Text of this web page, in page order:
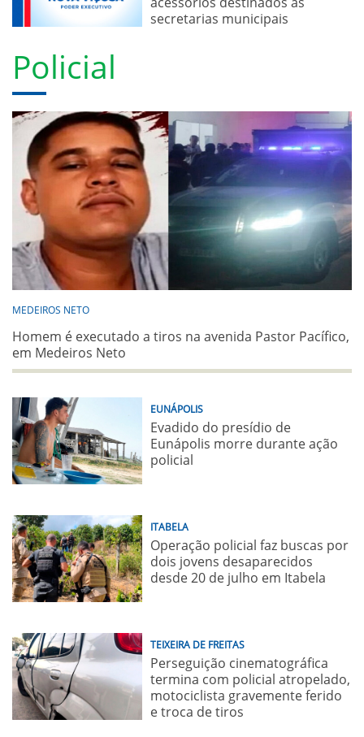
secretarias municipais
Policial
MEDEIROS NETO
Homem é executado a tiros na avenida Pastor Pacífico,
em Medeiros Neto
EUNÁPOLIS
Evadido do presídio de
Eunápolis morre durante ação
policial
ITABELA
Operação policial faz buscas por
dois jovens desaparecidos
desde 20 de julho em Itabela
TEIXEIRA DE FREITAS
Perseguição cinematográfica
termina com policial atropelado,
motociclista gravemente ferido
e troca de tiros